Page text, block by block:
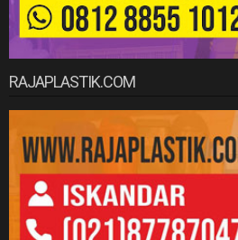
RAJAPLASTIK.COM